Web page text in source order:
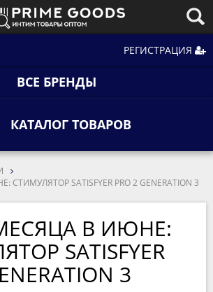
РЕГИСТРАЦИЯ
ВСЕ БРЕНДЫ
КАТАЛОГ ТОВАРОВ
SATISFYER PRO 2 GENERATION 3
В ИЮНЕ:
SATISFYER
3